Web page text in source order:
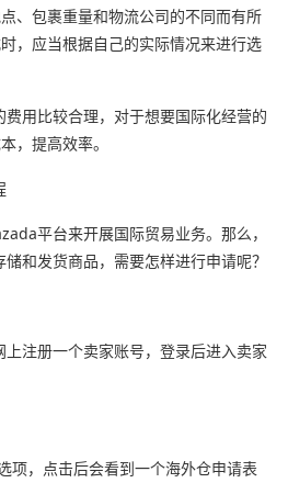
、包裹重量和物流公司的不同而有所
，应当根据自己的实际情况来进行选
用比较合理，对于想要国际化经营的
，提高效率。
平台来开展国际贸易业务。那么，
和发货商品，需要怎样进行申请呢？
注册一个卖家账号，登录后进入卖家
项，点击后会看到一个海外仓申请表